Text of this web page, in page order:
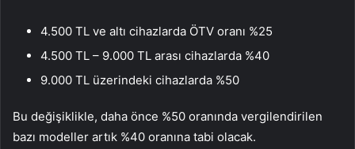
4.500 TL ve altı cihazlarda ÖTV oranı %25
4.500 TL – 9.000 TL arası cihazlarda %40
9.000 TL üzerindeki cihazlarda %50
Bu değişiklikle, daha önce %50 oranında vergilendirilen
bazı modeller artık %40 oranına tabi olacak.